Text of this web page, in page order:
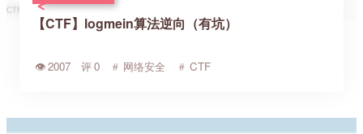
【CTF】logmein算法逆向（有坑）
2007 0 网络安全 CTF